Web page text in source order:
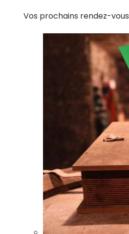
Vos prochains rendez-vous